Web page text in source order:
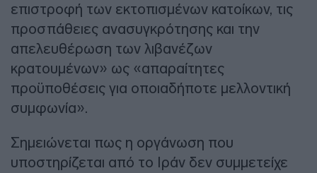
επιστροφή των εκτοπισμένων κατοίκων, τις
προσπάθειες ανασυγκρότησης και την
απελευθέρωση των λιβανέζων
κρατουμένων» ως «απαραίτητες
προϋποθέσεις για οποιαδήποτε μελλοντική
συμφωνία».
Σημειώνεται πως η οργάνωση που
υποστηρίζεται από το Ιράν δεν συμμετείχε